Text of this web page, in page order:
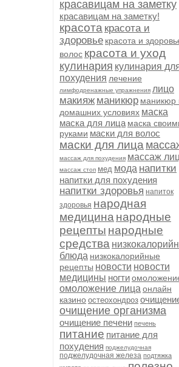
красавицам на заметку
красавицам на заметку!
красота красота и
здоровье красота и
волос красота и уход
кулинария кулинария
похудения лечение
лимфодренажные упражнения лицо
макияж маникюр маникюр
домашних условиях маска
маска для лица маска
руками маски для волос
маски для лица
массаж для похудения массаж
массаж стоп мед мода напитки
напитки для похудения
напитки здоровья напиток
здоровья народная
медицина народные
рецепты народные
средства
блюда низкокалорийные
рецепты новости новости
медицины ногти
омоложение лица онлайн
казино остеохондроз
очищение организма
очищение печени печень
питание питание для
похудения поджелудочная
поджелудочная железа подтяжка